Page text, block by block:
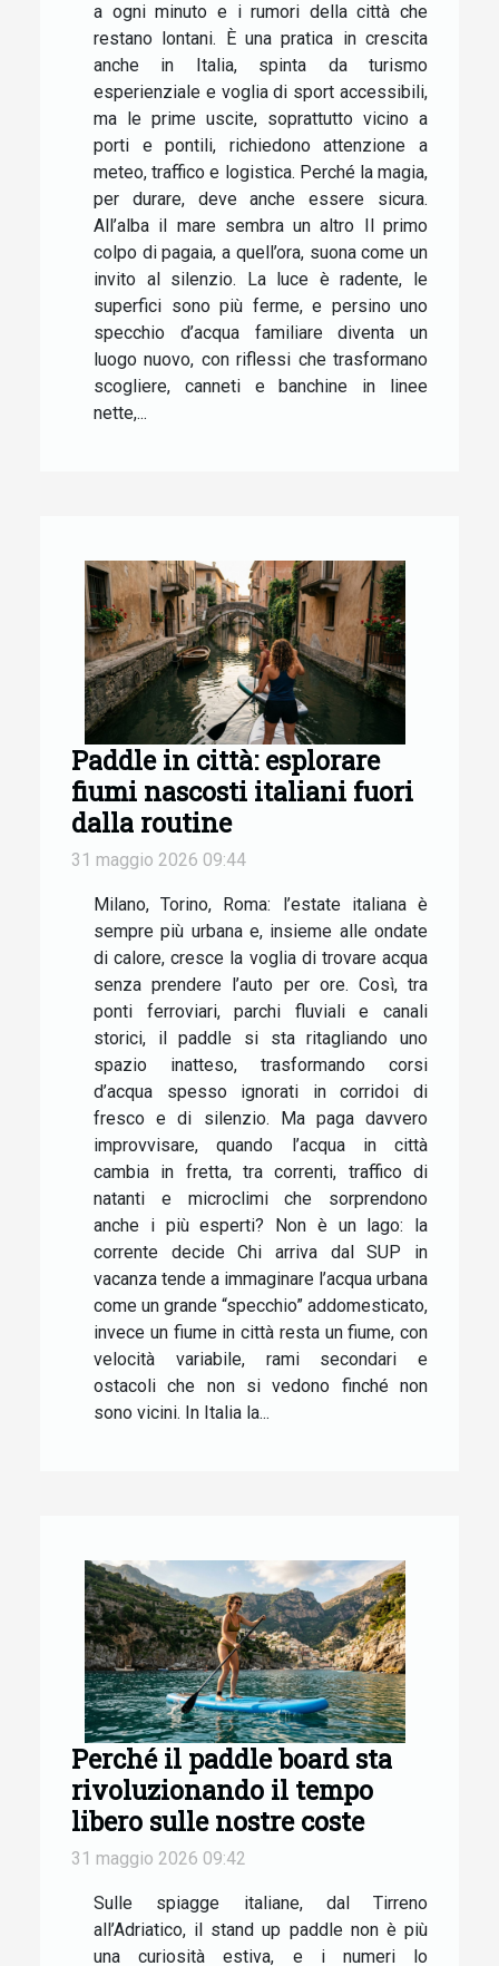
a ogni minuto e i rumori della città che
restano lontani. È una pratica in crescita
anche in Italia, spinta da turismo
esperienziale e voglia di sport accessibili,
ma le prime uscite, soprattutto vicino a
porti e pontili, richiedono attenzione a
meteo, traffico e logistica. Perché la magia,
per durare, deve anche essere sicura.
All’alba il mare sembra un altro Il primo
colpo di pagaia, a quell’ora, suona come un
invito al silenzio. La luce è radente, le
superfici sono più ferme, e persino uno
specchio d’acqua familiare diventa un
luogo nuovo, con riflessi che trasformano
scogliere, canneti e banchine in linee
nette,...
Paddle in città: esplorare
fiumi nascosti italiani fuori
dalla routine
31 maggio 2026 09:44
Milano, Torino, Roma: l’estate italiana è
sempre più urbana e, insieme alle ondate
di calore, cresce la voglia di trovare acqua
senza prendere l’auto per ore. Così, tra
ponti ferroviari, parchi fluviali e canali
storici, il paddle si sta ritagliando uno
spazio inatteso, trasformando corsi
d’acqua spesso ignorati in corridoi di
fresco e di silenzio. Ma paga davvero
improvvisare, quando l’acqua in città
cambia in fretta, tra correnti, traffico di
natanti e microclimi che sorprendono
anche i più esperti? Non è un lago: la
corrente decide Chi arriva dal SUP in
vacanza tende a immaginare l’acqua urbana
come un grande “specchio” addomesticato,
invece un fiume in città resta un fiume, con
velocità variabile, rami secondari e
ostacoli che non si vedono finché non
sono vicini. In Italia la...
Perché il paddle board sta
rivoluzionando il tempo
libero sulle nostre coste
31 maggio 2026 09:42
Sulle spiagge italiane, dal Tirreno
all’Adriatico, il stand up paddle non è più
una curiosità estiva, e i numeri lo